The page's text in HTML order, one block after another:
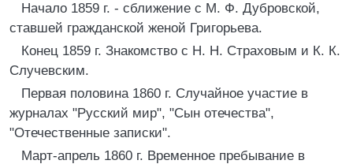
Начало 1859 г. - сближение с М. Ф. Дубровской,
ставшей гражданской женой Григорьева.
Конец 1859 г. Знакомство с Н. Н. Страховым и К. К.
Случевским.
Первая половина 1860 г. Случайное участие в
журналах "Русский мир", "Сын отечества",
"Отечественные записки".
Март-апрель 1860 г. Временное пребывание в